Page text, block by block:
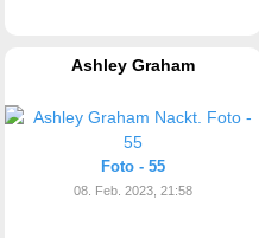
Ashley Graham
Foto - 55
08. Feb. 2023, 21:58